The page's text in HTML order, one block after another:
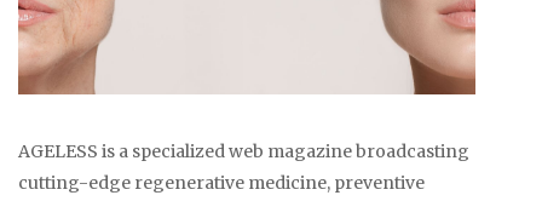
AGELESS is a specialized web magazine broadcasting
cutting-edge regenerative medicine, preventive